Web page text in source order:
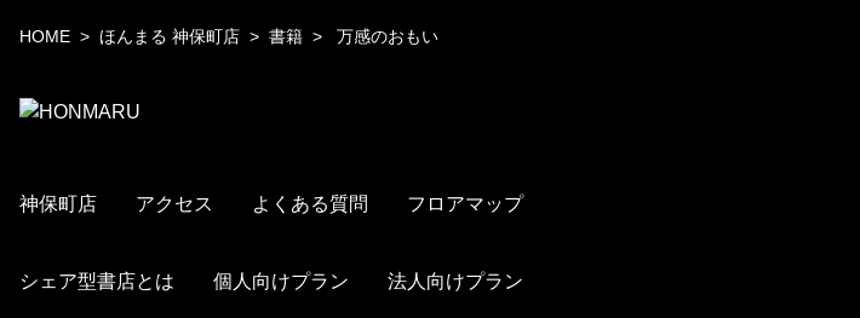
HOME ほんまる 神保町店 書籍 万感のおもい
神保町店 アクセス よくある質問 フロアマップ
シェア型書店とは 個人向けプラン 法人向けプラン